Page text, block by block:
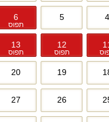
4
5
6
תפוס
12
תפוס
13
תפוס
19
20
26
27